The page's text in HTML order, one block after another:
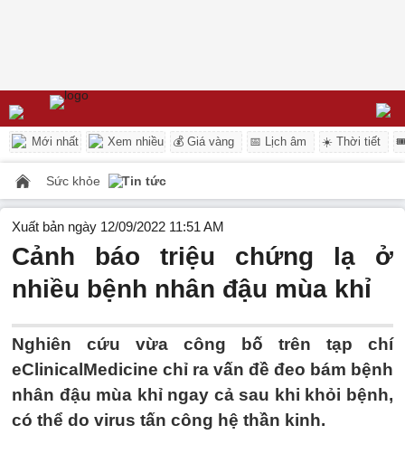
Mới nhất Xem nhiều 💰 Giá vàng 📅 Lịch âm ☀️ Thời tiết
Sức khỏe Tin tức
Xuất bản ngày 12/09/2022 11:51 AM
Cảnh báo triệu chứng lạ ở
nhiều bệnh nhân đậu mùa khỉ
Nghiên cứu vừa công bố trên tạp chí
eClinicalMedicine chỉ ra vấn đề đeo bám bệnh
nhân đậu mùa khỉ ngay cả sau khi khỏi bệnh,
có thể do virus tấn công hệ thần kinh.